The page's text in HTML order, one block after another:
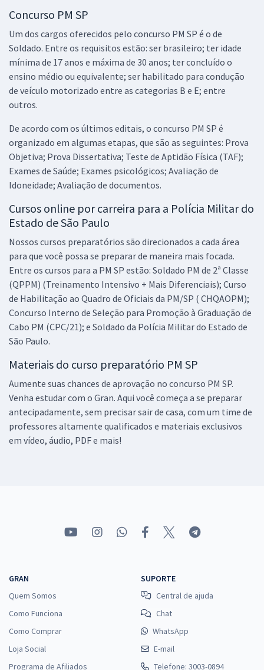
Concurso PM SP
Um dos cargos oferecidos pelo concurso PM SP é o de
Soldado. Entre os requisitos estão: ser brasileiro; ter idade
mínima de 17 anos e máxima de 30 anos; ter concluído o
ensino médio ou equivalente; ser habilitado para condução
de veículo motorizado entre as categorias B e E; entre
outros.
De acordo com os últimos editais, o concurso PM SP é
organizado em algumas etapas, que são as seguintes: Prova
Objetiva; Prova Dissertativa; Teste de Aptidão Física (TAF);
Exames de Saúde; Exames psicológicos; Avaliação de
Idoneidade; Avaliação de documentos.
Cursos online por carreira para a Polícia Militar do
Estado de São Paulo
Nossos cursos preparatórios são direcionados a cada área
para que você possa se preparar de maneira mais focada.
Entre os cursos para a PM SP estão: Soldado PM de 2ª Classe
(QPPM) (Treinamento Intensivo + Mais Diferenciais); Curso
de Habilitação ao Quadro de Oficiais da PM/SP ( CHQAOPM);
Concurso Interno de Seleção para Promoção à Graduação de
Cabo PM (CPC/21); e Soldado da Polícia Militar do Estado de
São Paulo.
Materiais do curso preparatório PM SP
Aumente suas chances de aprovação no concurso PM SP.
Venha estudar com o Gran. Aqui você começa a se preparar
antecipadamente, sem precisar sair de casa, com um time de
professores altamente qualificados e materiais exclusivos
em vídeo, áudio, PDF e mais!
GRAN
Quem Somos
Como Funciona
Como Comprar
Loja Social
Programa de Afiliados
SUPORTE
Central de ajuda
Chat
WhatsApp
E-mail
Telefone: 3003-0894